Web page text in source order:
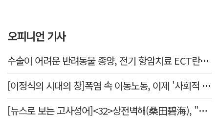
오피니언 기사
수술이 어려운 반려동물 종양, 전기 항암치료 ECT란? [반려동물 건강톡톡]
[이정식의 시대의 창]폭염 속 이동노동, 이제 '사회적 위험 관리'로 전환할 때
[뉴스로 보는 고사성어]<32>상전벽해(桑田碧海), "뽕나무밭이 푸른 바다가 되었다."